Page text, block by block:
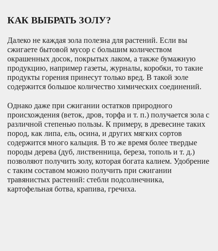
КАК ВЫБРАТЬ ЗОЛУ?
Далеко не каждая зола полезна для растений. Если вы
сжигаете бытовой мусор с большим количеством
окрашенных досок, покрытых лаком, а также бумажную
продукцию, например газеты, журналы, коробки, то такие
продукты горения принесут только вред. В такой золе
содержится большое количество химических соединений.
Однако даже при сжигании остатков природного
происхождения (веток, дров, торфа и т. п.) получается зола с
различной степенью пользы. К примеру, в древесине таких
пород, как липа, ель, осина, и других мягких сортов
содержится много кальция. В то же время более твердые
породы дерева (дуб, лиственница, береза, тополь и т. д.)
позволяют получить золу, которая богата калием. Удобрение
с таким составом можно получить при сжигании
травянистых растений: стебли подсолнечника,
картофельная ботва, крапива, гречиха.